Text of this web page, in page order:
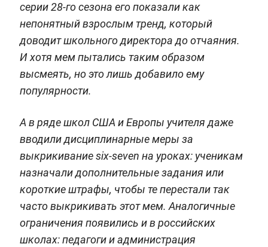
серии 28‑го сезона его показали как
непонятный взрослым тренд, который
доводит школьного директора до отчаяния.
И хотя мем пытались таким образом
высмеять, но это лишь добавило ему
популярности.
А в ряде школ США и Европы учителя даже
вводили дисциплинарные меры за
выкрикивание six‑seven на уроках: ученикам
назначали дополнительные задания или
короткие штрафы, чтобы те перестали так
часто выкрикивать этот мем. Аналогичные
ограничения появились и в российских
школах: педагоги и администрация